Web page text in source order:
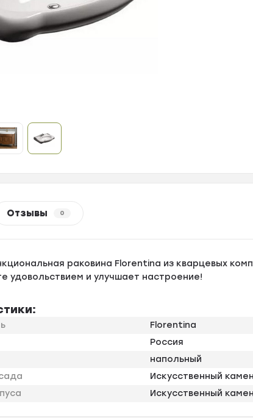
Отзывы 0
раковина Florentina из кварцевых
удовольствием и улучшает настроение!
Florentina
Россия
напольный
Искусственный
Искусственный